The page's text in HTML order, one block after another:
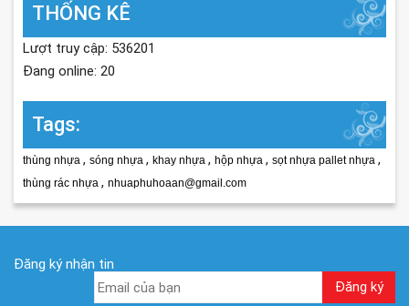
THỐNG KÊ
Lượt truy cập: 536201
Đang online: 20
Tags:
thùng nhựa , sóng nhựa , khay nhựa , hộp nhựa , sọt nhựa pallet nhựa ,
thùng rác nhựa , nhuaphuhoaan@gmail.com
Đăng ký nhận tin